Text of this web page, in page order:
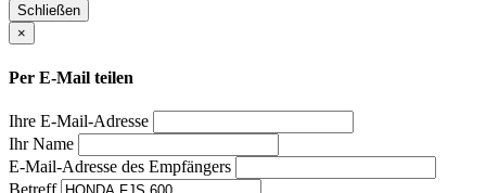
Schließen
×
Per E-Mail teilen
Ihre E-Mail-Adresse
Ihr Name
E-Mail-Adresse des Empfängers
Betreff